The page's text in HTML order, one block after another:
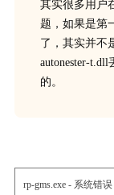
其实很多用户
题，如果是第
了，其实并不
autonester-
的。
rp-gms.exe - 系统错误